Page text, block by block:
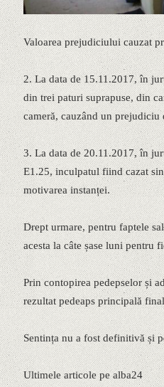
Valoarea prejudiciului cauzat
2. La data de 15.11.2017, în
din trei paturi suprapuse, din
cameră, cauzând un prejudiciu
3. La data de 20.11.2017, în
E1.25, inculpatul fiind cazat
motivarea instanței.
Drept urmare, pentru faptele
acesta la câte șase luni pentru
Prin contopirea pedepselor și
rezultat pedeaps principală
Sentința nu a fost definitivă și
Ultimele articole pe alba24